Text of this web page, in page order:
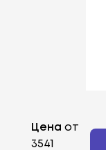
Цена от
3541